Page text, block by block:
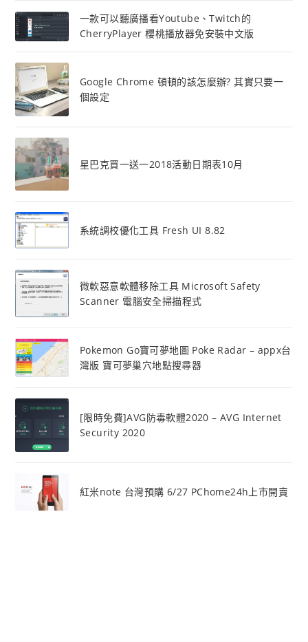
一款可以聽廣播看Youtube、Twitch的
CherryPlayer 櫻桃播放器免安裝中文版
Google Chrome 頓頓的該怎麼辦? 其實只要一
個設定
星巴克買一送一2018活動日期表10月
系統調校優化工具 Fresh UI 8.82
微軟惡意軟體移除工具 Microsoft Safety
Scanner 電腦安全掃描程式
Pokemon Go寶可夢地圖 Poke Radar – appx台
灣版 寶可夢巢穴地點搜尋器
[限時免費]AVG防毒軟體2020 – AVG Internet
Security 2020
紅米note 台灣預購 6/27 PChome24h上市開賣